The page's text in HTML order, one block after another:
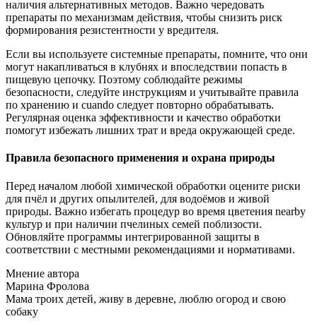
наличия альтернативных методов. Важно чередовать
препараты по механизмам действия, чтобы снизить риск
формирования резистентности у вредителя.
Если вы используете системные препараты, помните, что они
могут накапливаться в клубнях и впоследствии попасть в
пищевую цепочку. Поэтому соблюдайте режимы
безопасности, следуйте инструкциям и учитывайте правила
по хранению и cuando следует повторно обрабатывать.
Регулярная оценка эффективности и качество обработки
помогут избежать лишних трат и вреда окружающей среде.
Правила безопасного применения и охрана природы
Перед началом любой химической обработки оцените риски
для пчёл и других опылителей, для водоёмов и живой
природы. Важно избегать процедур во время цветения nearby
культур и при наличии пчелиных семей поблизости.
Обновляйте программы интегрированной защиты в
соответствии с местными рекомендациями и нормативами.
Мнение автора
Марина Фролова
Мама троих детей, живу в деревне, люблю огород и свою
собаку